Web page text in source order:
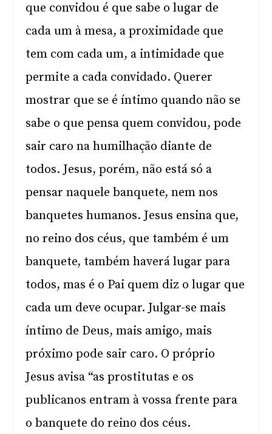
que convidou é que sabe o lugar de
cada um à mesa, a proximidade que
tem com cada um, a intimidade que
permite a cada convidado. Querer
mostrar que se é íntimo quando não se
sabe o que pensa quem convidou, pode
sair caro na humilhação diante de
todos. Jesus, porém, não está só a
pensar naquele banquete, nem nos
banquetes humanos. Jesus ensina que,
no reino dos céus, que também é um
banquete, também haverá lugar para
todos, mas é o Pai quem diz o lugar que
cada um deve ocupar. Julgar-se mais
íntimo de Deus, mais amigo, mais
próximo pode sair caro. O próprio
Jesus avisa “as prostitutas e os
publicanos entram à vossa frente para
o banquete do reino dos céus.